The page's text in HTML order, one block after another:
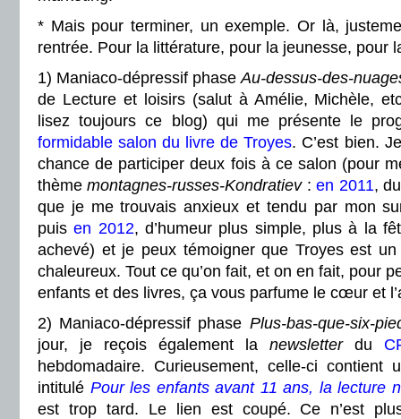
* Mais pour terminer, un exemple. Or là,
rentrée. Pour la littérature, pour la jeunesse, pour
1) Maniaco-dépressif phaseAu-dessus-des-
de Lecture et loisirs (salut à Amélie, Michèle,
lisez toujours ce blog) qui me présente le
formidable salon du livre de Troyes. C’est bien.
chance de participer deux fois à ce salon (pour
thèmemontagnes-russes-Kondratiev:en 2011,
que je me trouvais anxieux et tendu par mon
puisen 2012, d’humeur plus simple, plus à la
achevé) et je peux témoigner que Troyes est
chaleureux. Tout ce qu’on fait, et on en fait, pour
enfants et des livres, ça vous parfume le cœur et
2) Maniaco-dépressif phase Plus-bas-que-six-
jour, je reçois également la newsletterdu
hebdomadaire. Curieusement, celle-ci contient
intitulé Pour les enfants avant 11 ans, la lecture
est trop tard. Le lien est coupé. Ce n’est